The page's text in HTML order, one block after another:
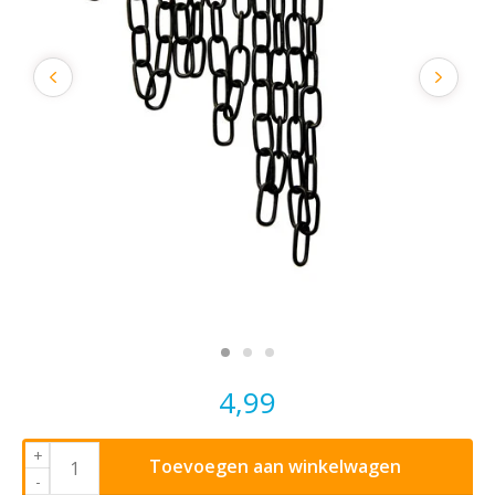
4,99
+
-
Toevoegen aan winkelwagen